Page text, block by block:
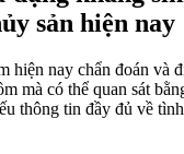
sản hiện nay
hiện nay chẩn đoán và
mà có thể quan sát
thông tin đầy đủ về